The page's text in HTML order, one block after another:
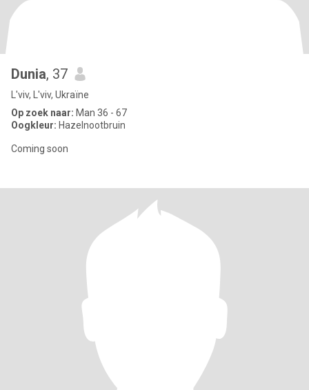
Dunia, 37
L'viv, L'viv, Ukraïne
Op zoek naar: Man 36 - 67
Oogkleur: Hazelnootbruin
Coming soon